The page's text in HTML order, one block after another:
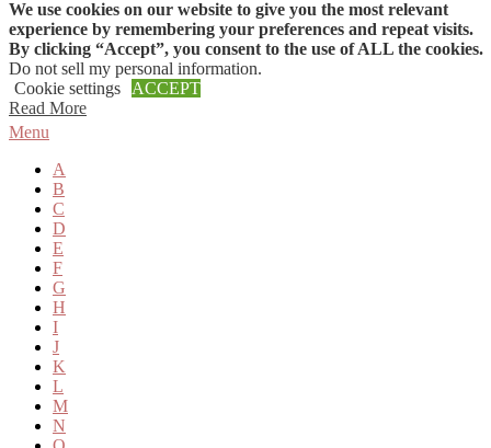
Skip to content
Menu
A
B
C
D
E
F
G
H
I
J
K
L
M
N
We use cookies on our website to give you the most relevant
experience by remembering your preferences and repeat visits.
By clicking “Accept”, you consent to the use of ALL the cookies.
Do not sell my personal information.
Cookie settings
ACCEPT
Read More